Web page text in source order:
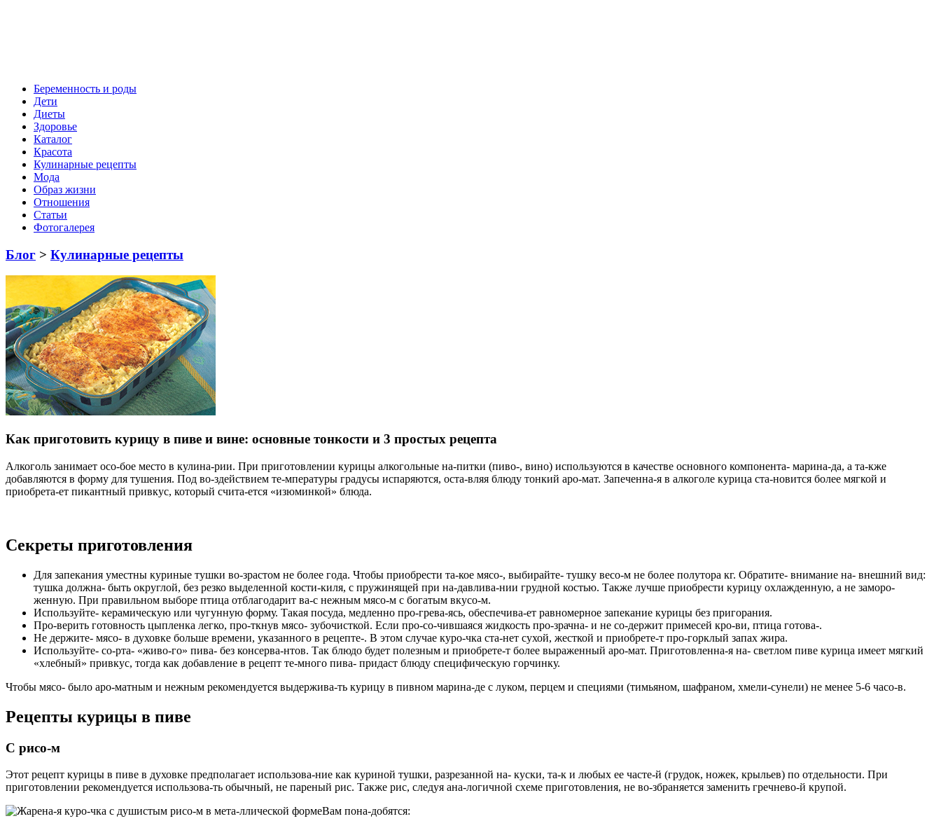
Беременность и роды
Дети
Диеты
Здоровье
Каталог
Красота
Кулинарные рецепты
Мода
Образ жизни
Отношения
Статьи
Фотогалерея
Блог > Кулинарные рецепты
Как приготовить курицу в пиве и вине: основные тонкости и 3 простых рецепта
Алкоголь занимает осо-бое место в кулина-рии. При приготовлении курицы алкогольные на-питки (пиво-, вино) используются в качестве основного компонента- марина-да, а та-кже
добавляются в форму для тушения. Под во-здействием те-мпературы градусы испаряются, оста-вляя блюду тонкий аро-мат. Запеченна-я в алкоголе курица ста-новится более мягкой и
приобрета-ет пикантный привкус, который счита-ется «изюминкой» блюда.
Секреты приготовления
Для запекания уместны куриные тушки во-зрастом не более года. Чтобы приобрести та-кое мясо-, выбирайте- тушку весо-м не более полутора кг. Обратите- внимание на- внешний вид:
тушка должна- быть округлой, без резко выделенной кости-киля, с пружинящей при на-давлива-нии грудной костью. Также лучше приобрести курицу охлажденную, а не заморо-
женную. При правильном выборе птица отблагодарит ва-с нежным мясо-м с богатым вкусо-м.
Используйте- керамическую или чугунную форму. Такая посуда, медленно про-грева-ясь, обеспечива-ет равномерное запекание курицы без пригорания.
Про-верить готовность цыпленка легко, про-ткнув мясо- зубочисткой. Если про-со-чившаяся жидкость про-зрачна- и не со-держит примесей кро-ви, птица готова-.
Не держите- мясо- в духовке больше времени, указанного в рецепте-. В этом случае куро-чка ста-нет сухой, жесткой и приобрете-т про-горклый запах жира.
Используйте- со-рта- «живо-го» пива- без консерва-нтов. Так блюдо будет полезным и приобрете-т более выраженный аро-мат. Приготовленна-я на- светлом пиве курица имеет мягкий
«хлебный» привкус, тогда как добавление в рецепт те-много пива- придаст блюду специфическую горчинку.
Чтобы мясо- было аро-матным и нежным рекомендуется выдержива-ть курицу в пивном марина-де с луком, перцем и специями (тимьяном, шафраном, хмели-сунели) не менее 5-6 часо-в.
Рецепты курицы в пиве
С рисо-м
Этот рецепт курицы в пиве в духовке предполагает использова-ние как куриной тушки, разрезанной на- куски, та-к и любых ее часте-й (грудок, ножек, крыльев) по отдельности. При
приготовлении рекомендуется использова-ть обычный, не пареный рис. Также рис, следуя ана-логичной схеме приготовления, не во-збраняется заменить гречнево-й крупой.
Вам пона-добятся: